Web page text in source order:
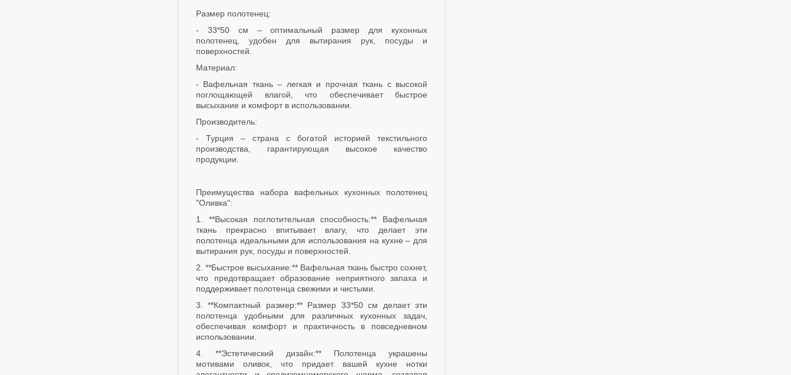
Размер полотенец:
- 33*50 см – оптимальный размер для кухонных
полотенец, удобен для вытирания рук, посуды и
поверхностей.
Материал:
- Вафельная ткань – легкая и прочная ткань с высокой
поглощающей влагой, что обеспечивает быстрое
высыхание и комфорт в использовании.
Производитель:
- Турция – страна с богатой историей текстильного
производства, гарантирующая высокое качество
продукции.
Преимущества набора вафельных кухонных полотенец
"Оливка":
1. **Высокая поглотительная способность:** Вафельная
ткань прекрасно впитывает влагу, что делает эти
полотенца идеальными для использования на кухне – для
вытирания рук, посуды и поверхностей.
2. **Быстрое высыхание:** Вафельная ткань быстро сохнет,
что предотвращает образование неприятного запаха и
поддерживает полотенца свежими и чистыми.
3. **Компактный размер:** Размер 33*50 см делает эти
полотенца удобными для различных кухонных задач,
обеспечивая комфорт и практичность в повседневном
использовании.
4. **Эстетический дизайн:** Полотенца украшены
мотивами оливок, что придает вашей кухне нотки